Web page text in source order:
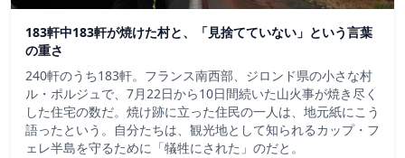
183軒中183軒が焼けた村と、「見捨てていない」という言葉
の重さ
240軒のうち183軒。フランス南西部、ジロンド県の小さな村
ル・ポルジュで、7月22日から10日間続いた山火事が焼き尽く
した住宅の数だ。焼け跡に立った住民の一人は、地元紙にこう
語ったという。自分たちは、観光地として知られるカップ・フ
ェレ半島を守るために「犠牲にされた」のだと。